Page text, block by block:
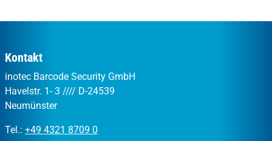
Kontakt
inotec Barcode Security GmbH
Havelstr. 1- 3 //// D-24539
Neumünster
Tel.: +49 4321 8709 0